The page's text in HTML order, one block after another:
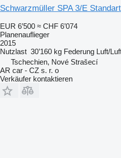
Schwarzmüller SPA 3/E Standart
EUR 6’500 ≈ CHF 6’074
Planenauflieger
2015
Nutzlast 30’160 kg Federung Luft/
Tschechien, Nové Strašecí
AR car - CZ s. r. o
Verkäufer kontaktieren